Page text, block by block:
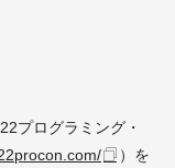
プログラミング・
）を